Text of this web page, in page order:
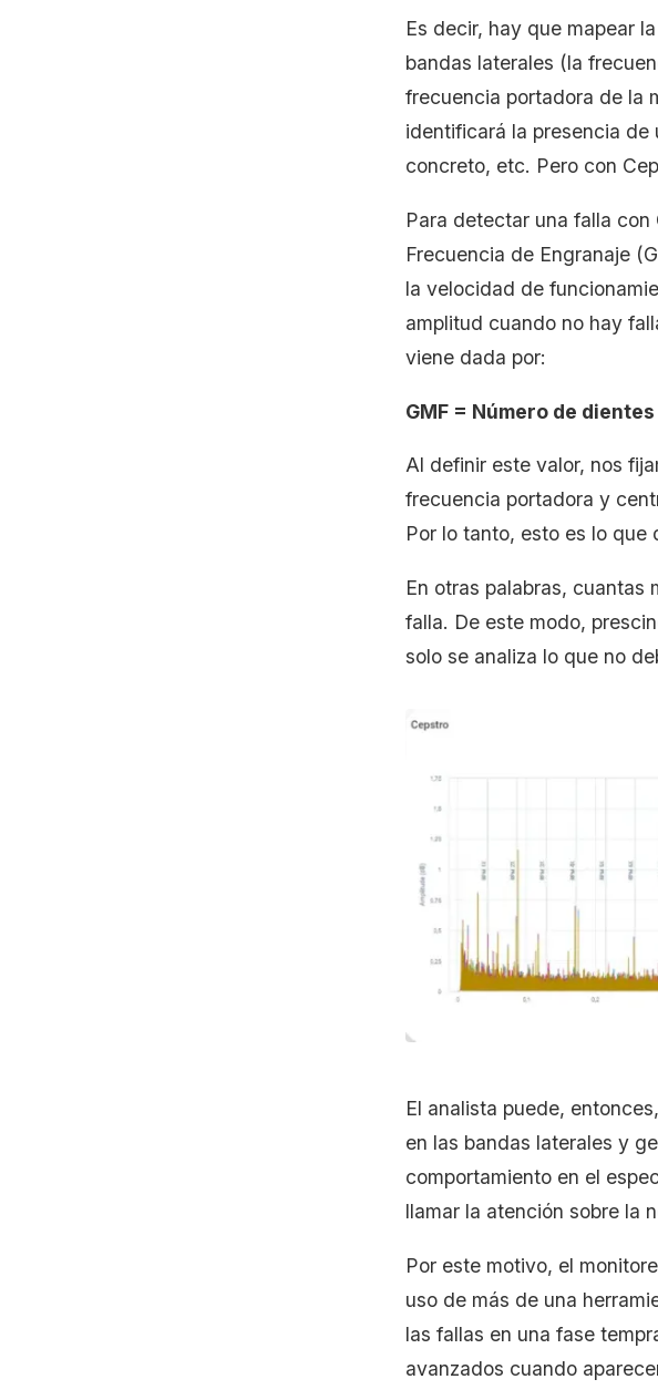
Es decir, hay que mapear
bandas laterales (la
frecuencia portadora de la
identificará la presencia
concreto, etc. Pero con
Para detectar una falla
Frecuencia de Engranaje
la velocidad de
amplitud cuando no hay
viene dada por:
GMF = Número de
Al definir este valor, nos
frecuencia portadora y
Por lo tanto, esto es lo
En otras palabras, cuantas
falla. De este modo,
solo se analiza lo que no
El analista puede,
en las bandas laterales y
comportamiento en el
llamar la atención sobre la
Por este motivo, el
uso de más de una
las fallas en una fase
avanzados cuando